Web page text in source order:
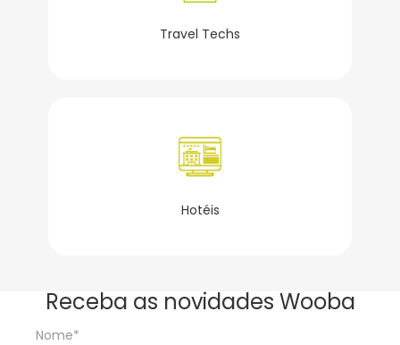
Travel Techs
Hotéis
Receba as novidades Wooba
Nome*